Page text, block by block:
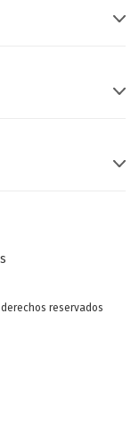
derechos reservados